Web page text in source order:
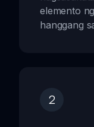
elemento
hanggang
2